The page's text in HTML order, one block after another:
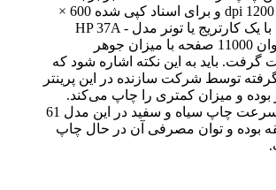
مقدار 1200 × 1200 dpi و برای اسناد کپی شده 600 ×
600 dpi است. با یک کارتریج یا تونر مدل HP 37A -
CF237A می‌توان 11000 صفحه با میزان جوهر
گرفت. باید به این نکته اشاره شود که
توسط شرکت سازنده در این پرینتر
بوده و میزان کمتری را چاپ می‌کند.
گفتنی است، سرعت چاپ سیاه و سفید در این مدل 61
بوده و توان مصرفی آن در حال چاپ